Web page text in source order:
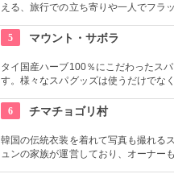
える、旅行での立ち寄りや一人でフラ
値アリです。
5 マウント・サボラ
タイ国産ハーブ100％にこだわったス
す。様々なスパグッズは使うだけでな
6
チマチョゴリ村
韓国の伝統衣装を着れて写真も撮れる
ュンの家族が運営しており、オーナー